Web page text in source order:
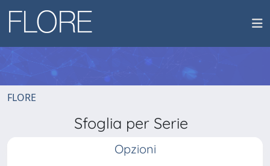
FLORE
Sfoglia per Serie
Opzioni